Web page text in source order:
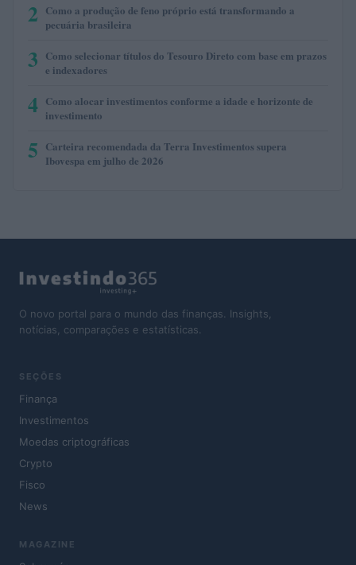
2 Como a produção de feno próprio está transformando a
pecuária brasileira
3 Como selecionar títulos do Tesouro Direto com base em prazos
e indexadores
4 Como alocar investimentos conforme a idade e horizonte de
investimento
5 Carteira recomendada da Terra Investimentos supera
Ibovespa em julho de 2026
O novo portal para o mundo das finanças. Insights,
notícias, comparações e estatísticas.
SEÇÕES
Finança
Investimentos
Moedas criptográficas
Crypto
Fisco
News
MAGAZINE